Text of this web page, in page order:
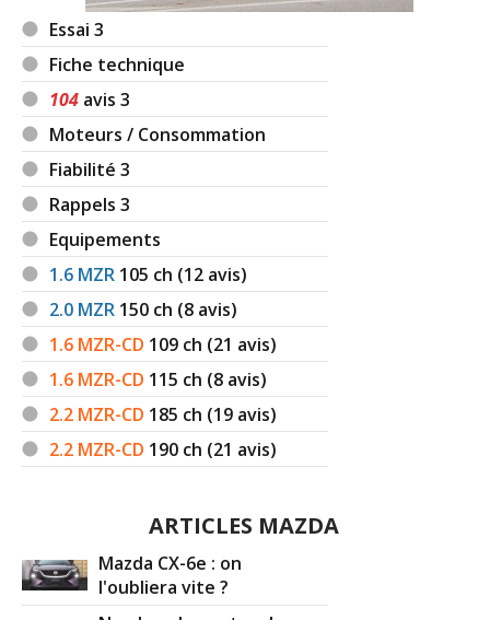
Essai 3
Fiche technique
104 avis 3
Moteurs / Consommation
Fiabilité 3
Rappels 3
Equipements
1.6 MZR 105 ch (12 avis)
2.0 MZR 150 ch (8 avis)
1.6 MZR-CD 109 ch (21 avis)
1.6 MZR-CD 115 ch (8 avis)
2.2 MZR-CD 185 ch (19 avis)
2.2 MZR-CD 190 ch (21 avis)
ARTICLES MAZDA
Mazda CX-6e : on
l'oubliera vite ?